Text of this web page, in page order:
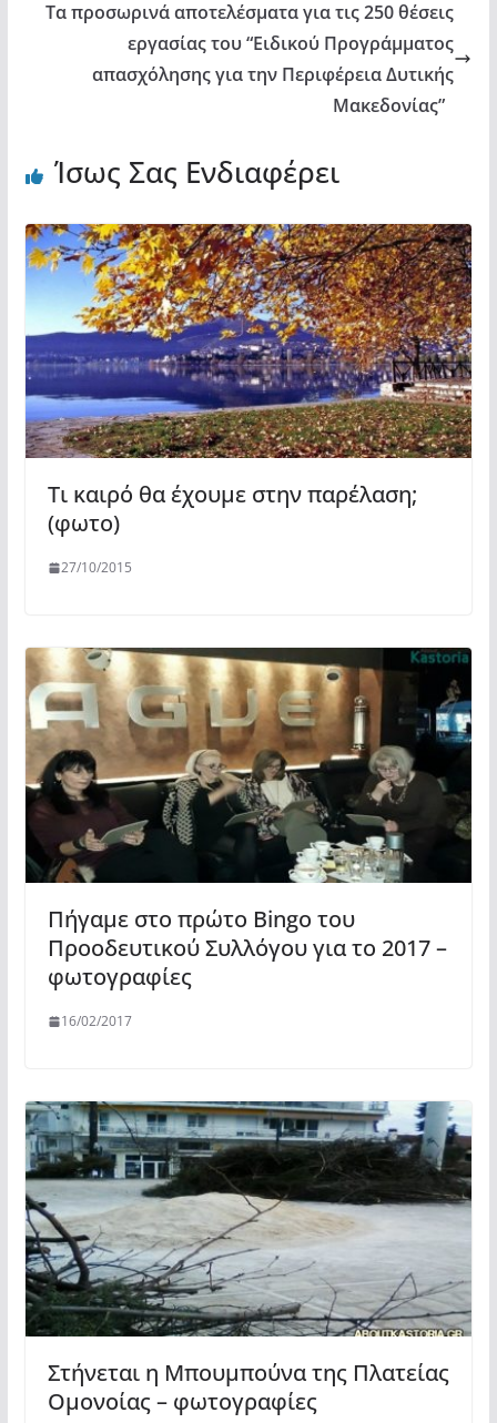
Τα προσωρινά αποτελέσματα για τις 250 θέσεις
εργασίας του “Ειδικού Προγράμματος
απασχόλησης για την Περιφέρεια Δυτικής
Μακεδονίας”
Ίσως Σας Ενδιαφέρει
Τι καιρό θα έχουμε στην παρέλαση;
(φωτο)
27/10/2015
Πήγαμε στο πρώτο Bingo του
Προοδευτικού Συλλόγου για το 2017 –
φωτογραφίες
16/02/2017
Στήνεται η Μπουμπούνα της Πλατείας
Ομονοίας – φωτογραφίες